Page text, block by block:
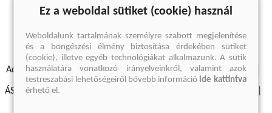
A keresett kifejezésre nincs találat
Adatvédelmi szabályzatok Elállási felmondási nyilatkozat
ÁSZF - Vásárlási feltételek
Ez a weboldal sütiket (cookie) használ
Weboldalunk tartalmának személyre szabott megjelenítése
és a böngészési élmény biztosítása érdekében sütiket
(cookie), illetve egyéb technológiákat alkalmazunk. A sütik
használatára vonatkozó irányelveinkről, valamint azok
testreszabási lehetőségeiről bővebb információide kattintva
érhető el.